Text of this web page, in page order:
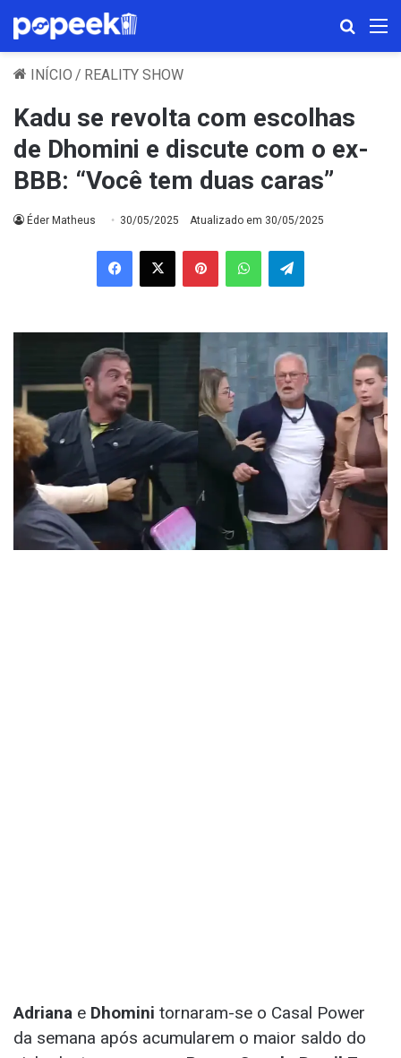
INÍCIO / REALITY SHOW
Kadu se revolta com escolhas
de Dhomini e discute com o ex-
BBB: “Você tem duas caras”
Éder Matheus 30/05/2025 Atualizado em 30/05/2025
Facebook
X PinterestWhatsAppTelegram
Adriana e Dhomini tornaram-se o Casal Power
da semana após acumularem o maior saldo do